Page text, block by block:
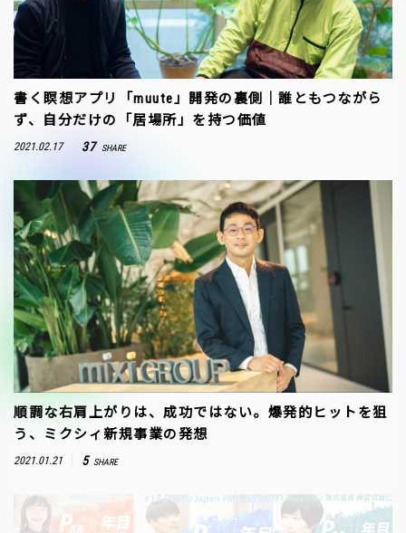
書く瞑想アプリ「muute」開発の裏側｜誰ともつながら
ず、自分だけの「居場所」を持つ価値
2021.02.17 37 SHARE
順調な右肩上がりは、成功ではない。爆発的ヒットを狙
う、ミクシィ新規事業の発想
2021.01.21 5 SHARE